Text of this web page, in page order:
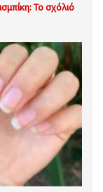
Το σχόλιό